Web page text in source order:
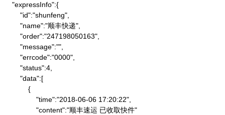
    "expressInfo":{
        "id":"shunfeng",
        "name":"顺丰快递",
        "order":"247198050163",
        "message":"",
        "errcode":"0000",
        "status":4,
        "data":[
            {
                "time":"2018-06-06 17:20:22",
                "content":"顺丰速运 已收取快件"